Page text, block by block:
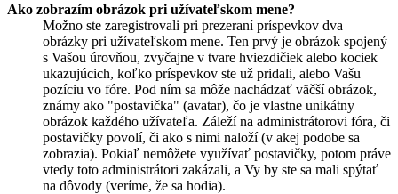
Ako zobrazím obrázok pri užívateľskom mene?
Možno ste zaregistrovali pri prezeraní príspevkov dva
obrázky pri užívateľskom mene. Ten prvý je obrázok spojený
s Vašou úrovňou, zvyčajne v tvare hviezdičiek alebo kociek
ukazujúcich, koľko príspevkov ste už pridali, alebo Vašu
pozíciu vo fóre. Pod ním sa môže nachádzať väčší obrázok,
známy ako "postavička" (avatar), čo je vlastne unikátny
obrázok každého užívateľa. Záleží na administrátorovi fóra, či
postavičky povolí, či ako s nimi naloží (v akej podobe sa
zobrazia). Pokiaľ nemôžete využívať postavičky, potom práve
vtedy toto administrátori zakázali, a Vy by ste sa mali spýtať
na dôvody (veríme, že sa hodia).